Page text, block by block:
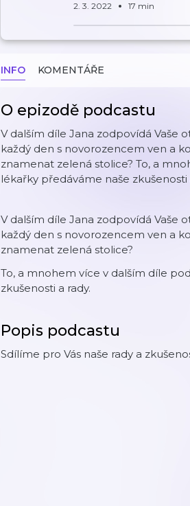
2. 3. 2022 17 min
INFO KOMENTÁŘE
O epizodě podcastu
V dalším díle Jana zodpovídá Vaše
každý den s novorozencem ven a
znamenat zelená stolice? To, a
lékařky předáváme naše zkušenosti
V dalším díle Jana zodpovídá Vaše
každý den s novorozencem ven a
znamenat zelená stolice?
To, a mnohem více v dalším díle
zkušenosti a rady.
Popis podcastu
Sdílíme pro Vás naše rady a